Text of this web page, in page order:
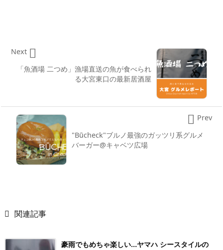
「魚酒場 二つめ」漁場直送の魚が食べられ
る大宮東口の最新居酒屋

Next
"Būcheck"ブルノ最強のガッツリ系グルメ
バーガー@キャベツ広場
 Prev
 関連記事
豪雨でもめちゃ楽しい…ヤマハ シースタイルの